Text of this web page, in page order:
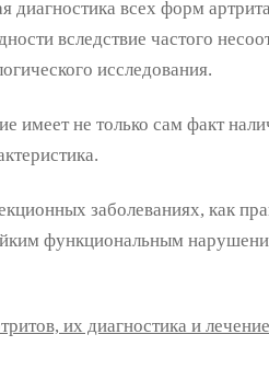
диагностика всех форм
вследствие частого
исследования.
имеет не только сам факт
заболеваниях, как
функциональным
их диагностика и лечение